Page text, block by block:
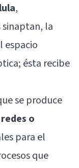
,
sinaptan, la
espacio
ésta recibe
se produce
o
para el
que